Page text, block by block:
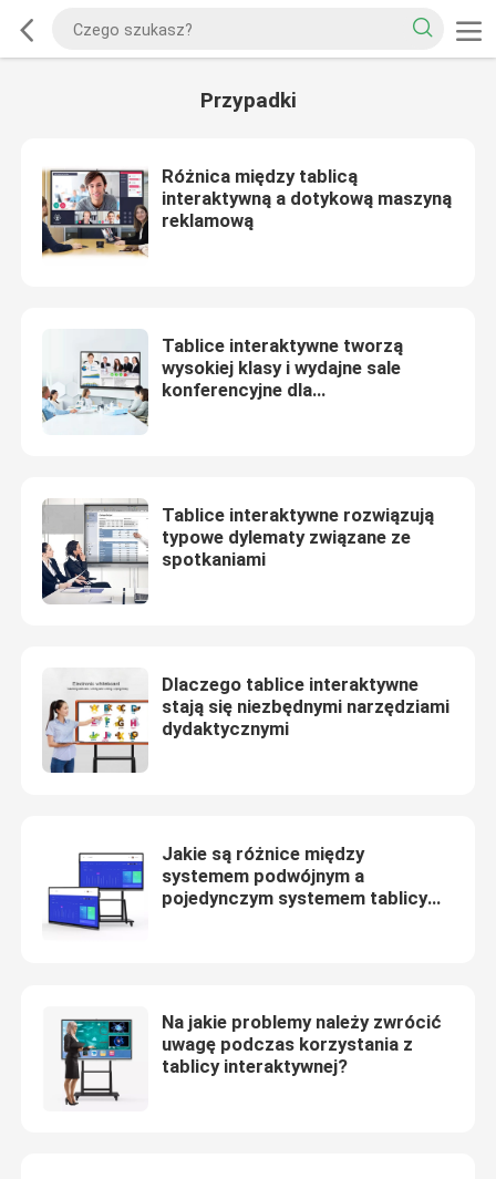
Przypadki
Różnica między tablicą
interaktywną a dotykową maszyną
reklamową
Tablice interaktywne tworzą
wysokiej klasy i wydajne sale
konferencyjne dla
Tablice interaktywne rozwiązują
typowe dylematy związane ze
spotkaniami
Dlaczego tablice interaktywne
stają się niezbędnymi narzędziami
dydaktycznymi
Jakie są różnice między
systemem podwójnym a
pojedynczym systemem tablicy
Na jakie problemy należy zwrócić
uwagę podczas korzystania z
tablicy interaktywnej?